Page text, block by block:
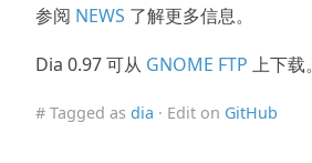
参阅 NEWS 了解更多信息。
Dia 0.97 可从 GNOME FTP 上下载。
# Tagged as dia · Edit on GitHub